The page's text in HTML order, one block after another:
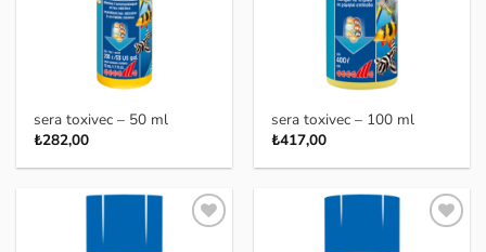
sera toxivec – 50 ml
₺282,00
sera toxivec – 100 ml
₺417,00